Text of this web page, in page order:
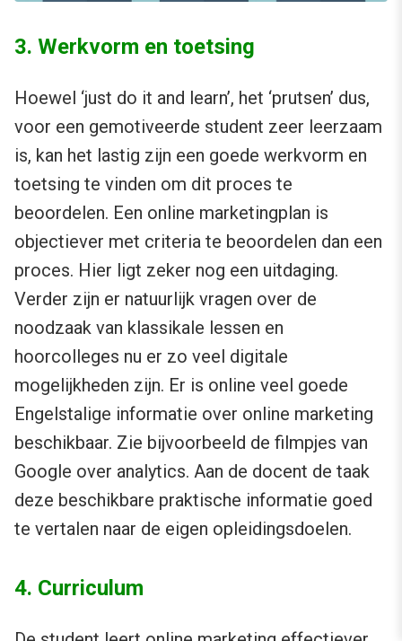
3. Werkvorm en toetsing
Hoewel ‘just do it and learn’, het ‘prutsen’ dus,
voor een gemotiveerde student zeer leerzaam
is, kan het lastig zijn een goede werkvorm en
toetsing te vinden om dit proces te
beoordelen. Een online marketingplan is
objectiever met criteria te beoordelen dan een
proces. Hier ligt zeker nog een uitdaging.
Verder zijn er natuurlijk vragen over de
noodzaak van klassikale lessen en
hoorcolleges nu er zo veel digitale
mogelijkheden zijn. Er is online veel goede
Engelstalige informatie over online marketing
beschikbaar. Zie bijvoorbeeld de filmpjes van
Google over analytics. Aan de docent de taak
deze beschikbare praktische informatie goed
te vertalen naar de eigen opleidingsdoelen.
4. Curriculum